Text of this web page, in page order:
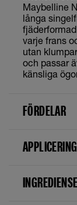
Maybelline
långa
varje frans
utan
och passar
känsliga
FÖRDELAR
APPLICERING